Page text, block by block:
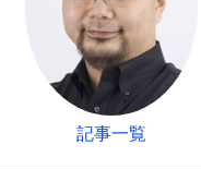
記事一覧